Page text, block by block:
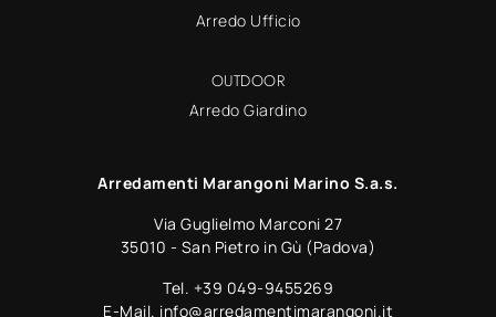
Arredo Ufficio
OUTDOOR
Arredo Giardino
Arredamenti Marangoni Marino S.a.s.
Via Guglielmo Marconi 27
35010 - San Pietro in Gù (Padova)
Tel. +39 049-9455269
E-Mail. info@arredamentimarangoni.it